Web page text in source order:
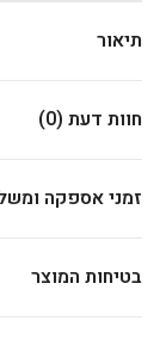
תיאור
חוות דעת (0)
זמני אספקה
בטיחות המוצר